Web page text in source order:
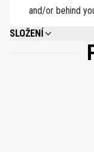
and/or behind
SLOŽENÍ
ALCOHOL DENAT.,
SALICYLATE, CINNAMYL
EUGENOL, FARNESOL,